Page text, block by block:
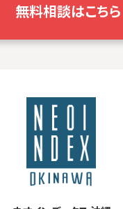
無料相談はこちら